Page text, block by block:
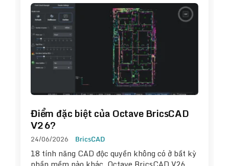
Điểm đặc biệt của Octave BricsCAD
V26?
24/06/2026 BricsCAD
18 tính năng CAD độc quyền không có ở bất kỳ